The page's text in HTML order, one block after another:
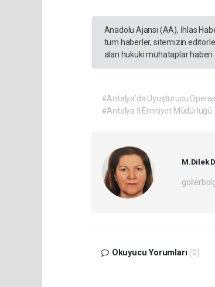
Anadolu Ajansı (AA), İhlas
tüm haberler, sitemizin
alan hukuki muhataplar haberi
#Antalya'da Uyuşturucu
#Antalya İl Emniyet Müdürlüğü
M.Dilek
Okuyucu Yorumları (0)